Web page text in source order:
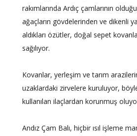
rakımlarında Ardıç çamlarının
ağaçların gövdelerinden ve dikenli
aldıkları özütler, doğal sepet
sağılıyor.
Kovanlar, yerleşim ve tarım
uzaklardaki zirvelere kuruluyor,
kullanılan ilaçlardan korunmuş
Andız Çam Balı, hiçbir ısıl işleme